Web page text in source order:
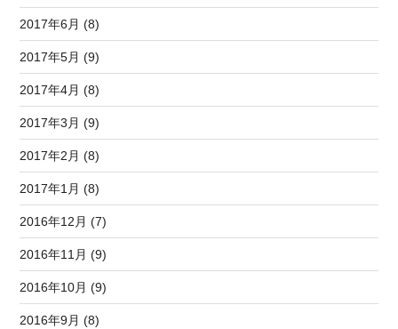
2017年6月 (8)
2017年5月 (9)
2017年4月 (8)
2017年3月 (9)
2017年2月 (8)
2017年1月 (8)
2016年12月 (7)
2016年11月 (9)
2016年10月 (9)
2016年9月 (8)